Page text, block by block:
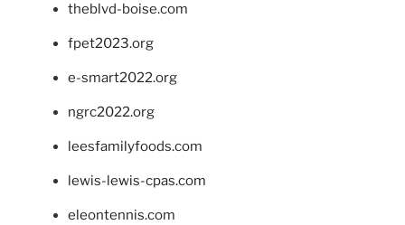
theblvd-boise.com
fpet2023.org
e-smart2022.org
ngrc2022.org
leesfamilyfoods.com
lewis-lewis-cpas.com
eleontennis.com